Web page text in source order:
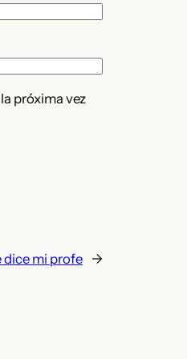
próxima vez
dice mi profe →